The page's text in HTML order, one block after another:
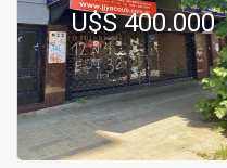
U$S 400.000